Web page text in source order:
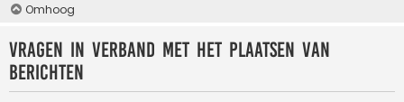
Omhoog
Vragen in verband met het plaatsen van
berichten